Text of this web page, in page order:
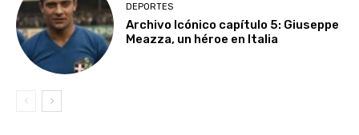
DEPORTES
Archivo Icónico capítulo 5: Giuseppe
Meazza, un héroe en Italia